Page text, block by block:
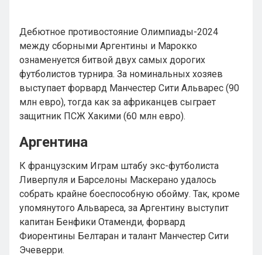
Дебютное противостояние Олимпиады-2024
между сборными Аргентины и Марокко
ознаменуется битвой двух самых дорогих
футболистов турнира. За номинальных хозяев
выступает форвард Манчестер Сити Альварес (90
млн евро), тогда как за африканцев сыграет
защитник ПСЖ Хакими (60 млн евро).
Аргентина
К французским Играм штабу экс-футболиста
Ливерпуля и Барселоны Маскерано удалось
собрать крайне боеспособную обойму. Так, кроме
упомянутого Альвареса, за Аргентину выступит
капитан Бенфики Отаменди, форвард
Фиорентины Белтаран и талант Манчестер Сити
Эчеверри.